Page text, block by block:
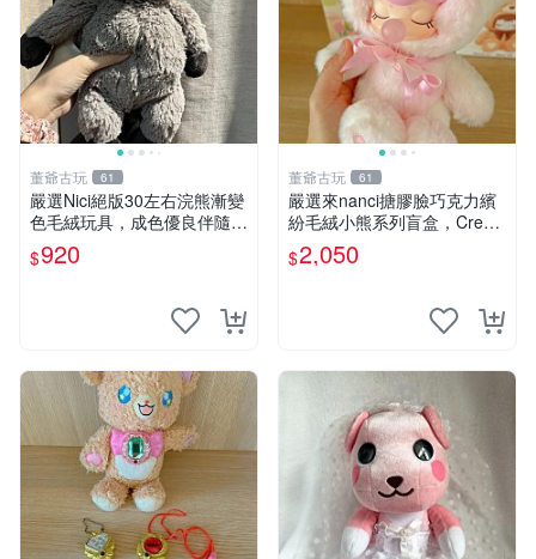
董爺古玩 61
嚴選Nici絕版30左右浣熊漸變
色毛絨玩具，成色優良伴隨原
廠牌標 浣熊 玩具 毛絨
$920
董爺古玩 61
嚴選來nanci搪膠臉巧克力繽
紛毛絨小熊系列盲盒，Crea
my櫻花巧藝盲盒 隱藏款Crea
my櫻花巧藝 嬰熊盲盒娃娃 樂
$2,050